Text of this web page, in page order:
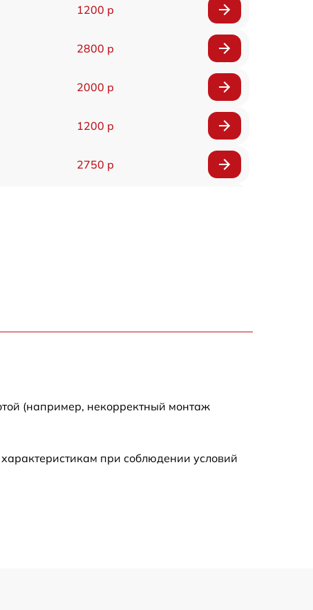
1200 р
2800 р
2000 р
1200 р
2750 р
(например, некорректный монтаж
при соблюдении условий